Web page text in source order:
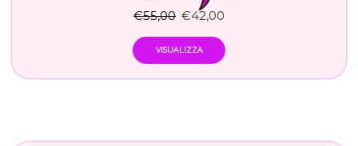
€55,00 €42,00
VISUALIZZA